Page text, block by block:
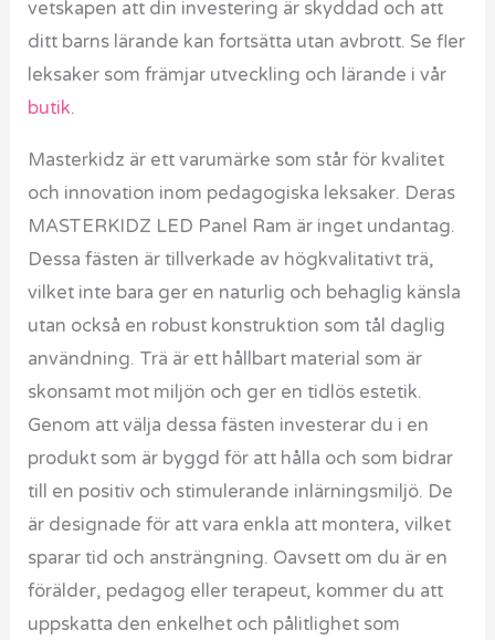
vetskapen att din investering är skyddad och att
ditt barns lärande kan fortsätta utan avbrott. Se fler
leksaker som främjar utveckling och lärande i vår
butik.
Masterkidz är ett varumärke som står för kvalitet
och innovation inom pedagogiska leksaker. Deras
MASTERKIDZ LED Panel Ram är inget undantag.
Dessa fästen är tillverkade av högkvalitativt trä,
vilket inte bara ger en naturlig och behaglig känsla
utan också en robust konstruktion som tål daglig
användning. Trä är ett hållbart material som är
skonsamt mot miljön och ger en tidlös estetik.
Genom att välja dessa fästen investerar du i en
produkt som är byggd för att hålla och som bidrar
till en positiv och stimulerande inlärningsmiljö. De
är designade för att vara enkla att montera, vilket
sparar tid och ansträngning. Oavsett om du är en
förälder, pedagog eller terapeut, kommer du att
uppskatta den enkelhet och pålitlighet som